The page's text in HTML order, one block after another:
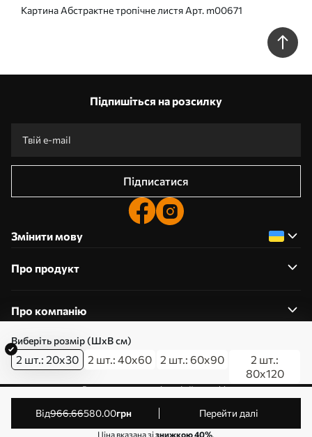
Виберіть розмір (ШхВ см)
2 шт.: 20x30 2 шт.: 40x60 2 шт.: 60x90
2 шт.:
80x120
від966.66580.00грн Перейти далі
Ціна вказана зізнижкою 40%.
Картина Абстрактне тропічне листя Арт. m00671
Підпишіться на розсилку
Підписатися
Змінити мову
Про продукт
Про компанію
Редагування дозволів на файли cookie
© 2011-2026 Art-holst. Усі права захищені. Власник:
ТОВ “КЛЄВЄР”. Код ЄДРПОУ: 31780602.